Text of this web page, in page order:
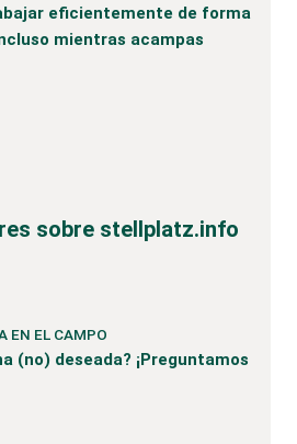
eficientemente de forma
mientras acampas
sobre stellplatz.info
EN EL CAMPO
(no) deseada? ¡Preguntamos